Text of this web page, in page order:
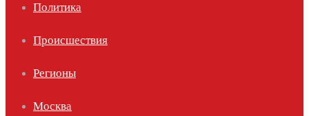
Политика
Происшествия
Регионы
Москва